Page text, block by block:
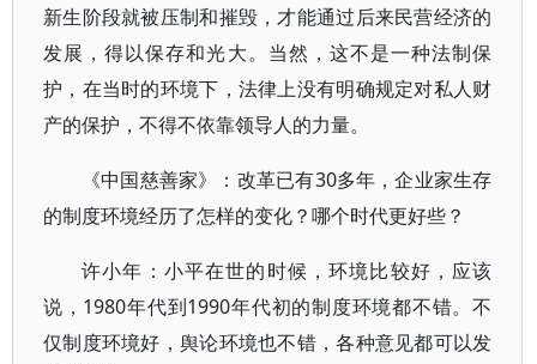
新生阶段就被压制和摧毁，才能通过后来民营经济的
发展，得以保存和光大。当然，这不是一种法制保
护，在当时的环境下，法律上没有明确规定对私人财
产的保护，不得不依靠领导人的力量。
《中国慈善家》：改革已有30多年，企业家生存
的制度环境经历了怎样的变化？哪个时代更好些？
许小年：小平在世的时候，环境比较好，应该
说，1980年代到1990年代初的制度环境都不错。不
仅制度环境好，舆论环境也不错，各种意见都可以发